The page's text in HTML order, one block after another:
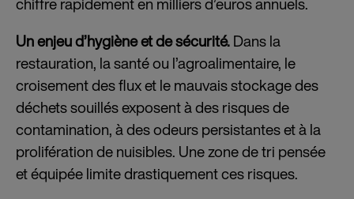
Un enjeu d’hygiène et de sécurité.Dans la
restauration, la santé ou l’agroalimentaire, le
croisement des flux et le mauvais stockage des
déchets souillés exposent à des risques de
contamination, à des odeurs persistantes et à la
prolifération de nuisibles. Une zone de tri pensée
et équipée limite drastiquement ces risques.